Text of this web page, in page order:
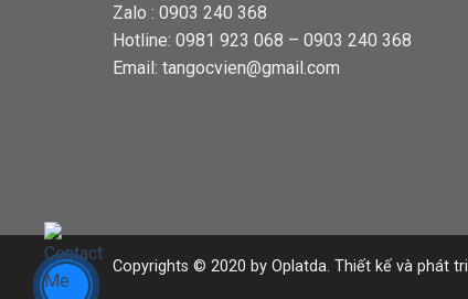
Zalo : 0903 240 368
Hotline: 0981 923 068 – 0903 240 368
Email: tangocvien@gmail.com
Copyrights © 2020 by Oplatda. Thiết kế và phát